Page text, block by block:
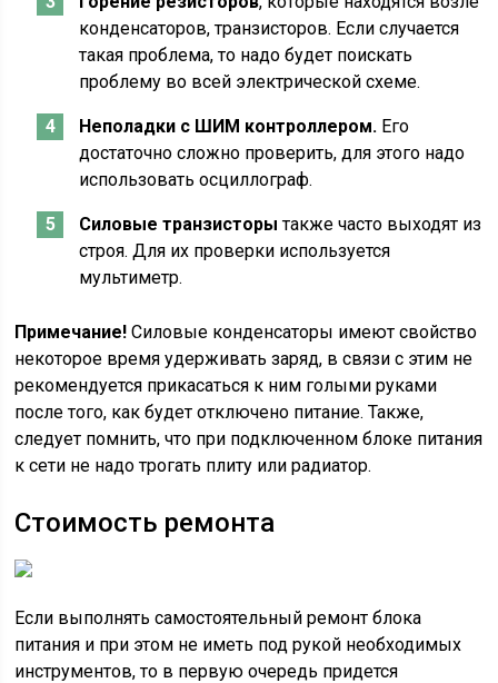
конденсаторов, транзисторов. Если случается
такая проблема, то надо будет поискать
проблему во всей электрической схеме.
Неполадки с ШИМ контроллером. Его
достаточно сложно проверить, для этого надо
использовать осциллограф.
Силовые транзисторы также часто выходят из
строя. Для их проверки используется
мультиметр.
Примечание! Силовые конденсаторы имеют свойство
некоторое время удерживать заряд, в связи с этим не
рекомендуется прикасаться к ним голыми руками
после того, как будет отключено питание. Также,
следует помнить, что при подключенном блоке питания
к сети не надо трогать плиту или радиатор.
Стоимость ремонта
Если выполнять самостоятельный ремонт блока
питания и при этом не иметь под рукой необходимых
инструментов, то в первую очередь придется